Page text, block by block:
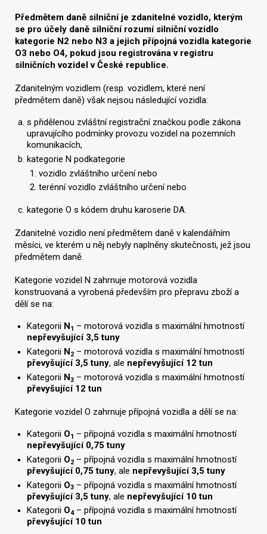
Předmětem daně silniční je zdanitelné vozidlo, kterým
se pro účely daně silniční rozumí silniční vozidlo
kategorie N2 nebo N3 a jejich přípojná vozidla kategorie
O3 nebo O4, pokud jsou registrována v registru
silničních vozidel v České republice.
Zdanitelným vozidlem (resp. vozidlem, které není
předmětem daně) však nejsou následující vozidla:
s přidělenou zvláštní registrační značkou podle zákona
upravujícího podmínky provozu vozidel na pozemních
komunikacích,
kategorie N podkategorie
vozidlo zvláštního určení nebo
terénní vozidlo zvláštního určení nebo
kategorie O s kódem druhu karoserie DA.
Zdanitelné vozidlo není předmětem daně v kalendářním
měsíci, ve kterém u něj nebyly naplněny skutečnosti, jež jsou
předmětem daně.
Kategorie vozidel N zahrnuje motorová vozidla
konstruovaná a vyrobená především pro přepravu zboží a
dělí se na:
Kategorii N 1 – motorová vozidla s maximální hmotností
nepřevyšující 3,5 tuny
Kategorii N2 – motorová vozidla s maximální hmotností
převyšující 3,5 tuny, ale nepřevyšující 12 tun
Kategorii N3 – motorová vozidla s maximální hmotností
převyšující 12 tun
Kategorie vozidel O zahrnuje přípojná vozidla a dělí se na:
Kategorii O1 – přípojná vozidla s maximální hmotností
nepřevyšující 0,75 tuny
Kategorii O2 – přípojná vozidla s maximální hmotností
převyšující 0,75 tuny, ale nepřevyšující 3,5 tuny
Kategorii O3 – přípojná vozidla s maximální hmotností
převyšující 3,5 tuny, ale nepřevyšující 10 tun
Kategorii O4 – přípojná vozidla s maximální hmotností
převyšující 10 tun